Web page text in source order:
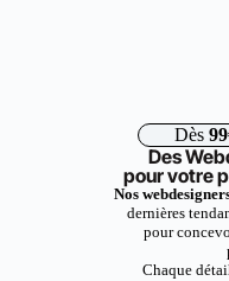
Dès
Des
pour votre
Nos
dernières
pour
Chaque